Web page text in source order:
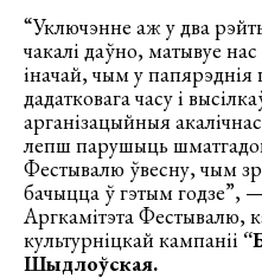
“Уключэнне аж у два
чакалі даўно, матывуе
іначай, чым у папярэднія
дадатковага часу і
арганізацыйныя
лепш парушыць
Фестывалю ўвесну, чым
бачыцца ў гэтым годзе”,
Аргкамітэта Фестывалю,
культурніцкай кампаніі
Шыдлоўская.